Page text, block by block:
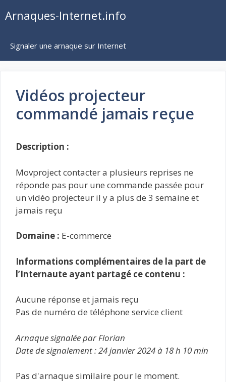
auArnaques-Internet.info
Signaler une arnaque sur Internet
Vidéos projecteur
commandé jamais reçue
Description :
Movproject contacter a plusieurs reprises ne
réponde pas pour une commande passée pour
un vidéo projecteur il y a plus de 3 semaine et
jamais reçu
Domaine : E-commerce
Informations complémentaires de la part de
l’Internaute ayant partagé ce contenu :
Aucune réponse et jamais reçu
Pas de numéro de téléphone service client
Arnaque signalée par Florian
Date de signalement : 24 janvier 2024 à 18 h 10 min
Pas d'arnaque similaire pour le moment.